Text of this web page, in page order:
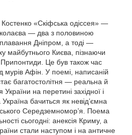
«Скіфська одіссея» —
— два з половиною
Дніпром, а тоді —
Києва, пізнаючи
Припонтиди. Це був також час
Афін. У поемі, написаній
багатостолітня — реальна й
на перетині західної і
Україна бачиться як невід’ємна
Середземномор’я. Поема
сьогодні: анексія Криму, а
стали наступом і на античне